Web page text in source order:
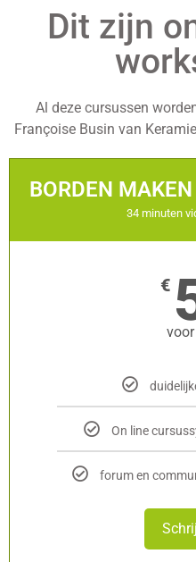
Dit zijn
Al deze cursussen
Françoise Busin van
BORDEN
34 minuten
€
On line
forum en